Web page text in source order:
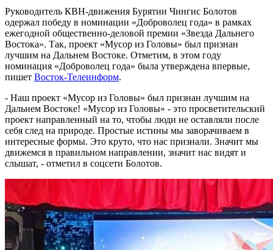
Руководитель КВН-движения Бурятии Чингис Болотов
одержал победу в номинации «Доброволец года» в рамках
ежегодной общественно-деловой премии «Звезда Дальнего
Востока». Так, проект «Мусор из Головы» был признан
лучшим на Дальнем Востоке. Отметим, в этом году
номинация «Доброволец года» была утверждена впервые,
пишет Восток-Телеинформ.
- Наш проект «Мусор из Головы» был признан лучшим на
Дальнем Востоке! «Мусор из Головы» - это просветительский
проект направленный на то, чтобы люди не оставляли после
себя след на природе. Простые истины мы заворачиваем в
интересные формы. Это круто, что нас признали. Значит мы
движемся в правильном направлении, значит нас видят и
слышат, - отметил в соцсети Болотов.